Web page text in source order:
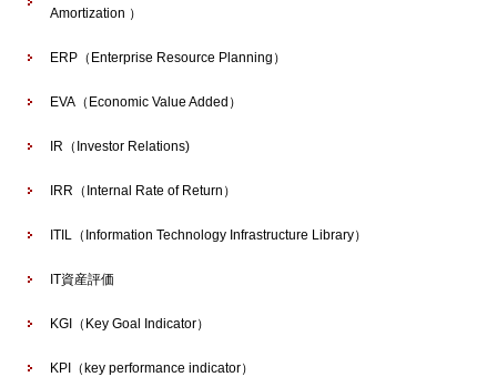
Amortization ）
ERP（Enterprise Resource Planning）
EVA（Economic Value Added）
IR（Investor Relations)
IRR（Internal Rate of Return）
ITIL（Information Technology Infrastructure Library）
IT資産評価
KGI（Key Goal Indicator）
KPI（key performance indicator）